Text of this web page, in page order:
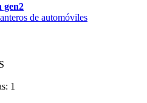
gen2
de automóviles
1